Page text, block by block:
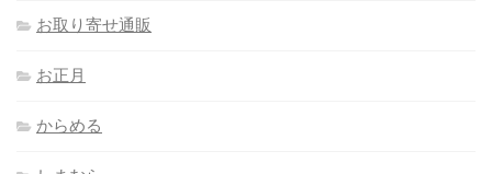
お取り寄せ通販
お正月
からめる